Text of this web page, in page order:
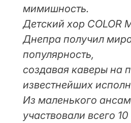
мимишность.
Детский хор COLOR
Днепра получил
популярность,
создавая каверы на
известнейших
Из маленького
участвовали всего 10